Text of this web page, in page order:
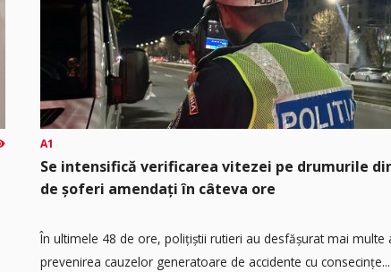
A1
Se intensifică verificarea vitezei pe drumurile
de șoferi amendați în câteva ore
În ultimele 48 de ore, polițiștii rutieri au desfășurat mai multe
prevenirea cauzelor generatoare de accidente cu consecințe...